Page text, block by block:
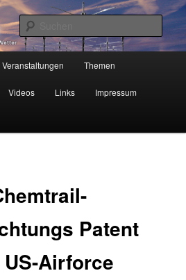
das Wetter
Veranstaltungen Themen
Videos Links Impressum
Patent
Airforce